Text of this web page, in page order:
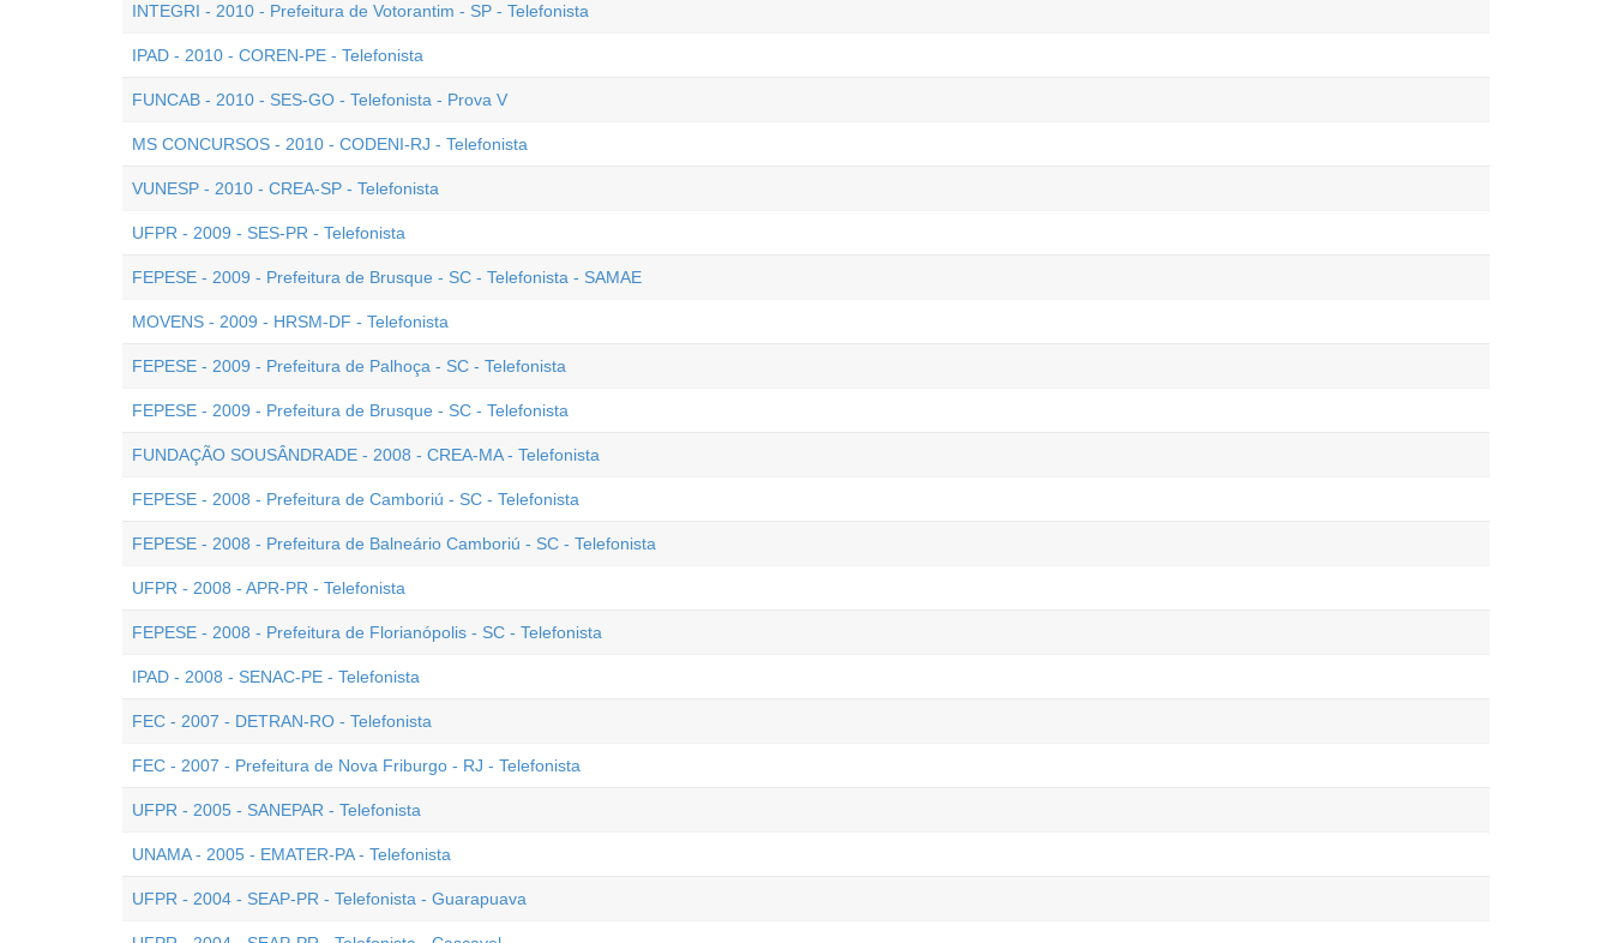
INTEGRI - 2010 - Prefeitura de Votorantim - SP - Telefonista
IPAD - 2010 - COREN-PE - Telefonista
FUNCAB - 2010 - SES-GO - Telefonista - Prova V
MS CONCURSOS - 2010 - CODENI-RJ - Telefonista
VUNESP - 2010 - CREA-SP - Telefonista
UFPR - 2009 - SES-PR - Telefonista
FEPESE - 2009 - Prefeitura de Brusque - SC - Telefonista - SAMAE
MOVENS - 2009 - HRSM-DF - Telefonista
FEPESE - 2009 - Prefeitura de Palhoça - SC - Telefonista
FEPESE - 2009 - Prefeitura de Brusque - SC - Telefonista
FUNDAÇÃO SOUSÂNDRADE - 2008 - CREA-MA - Telefonista
FEPESE - 2008 - Prefeitura de Camboriú - SC - Telefonista
FEPESE - 2008 - Prefeitura de Balneário Camboriú - SC - Telefonista
UFPR - 2008 - APR-PR - Telefonista
FEPESE - 2008 - Prefeitura de Florianópolis - SC - Telefonista
IPAD - 2008 - SENAC-PE - Telefonista
FEC - 2007 - DETRAN-RO - Telefonista
FEC - 2007 - Prefeitura de Nova Friburgo - RJ - Telefonista
UFPR - 2005 - SANEPAR - Telefonista
UNAMA - 2005 - EMATER-PA - Telefonista
UFPR - 2004 - SEAP-PR - Telefonista - Guarapuava